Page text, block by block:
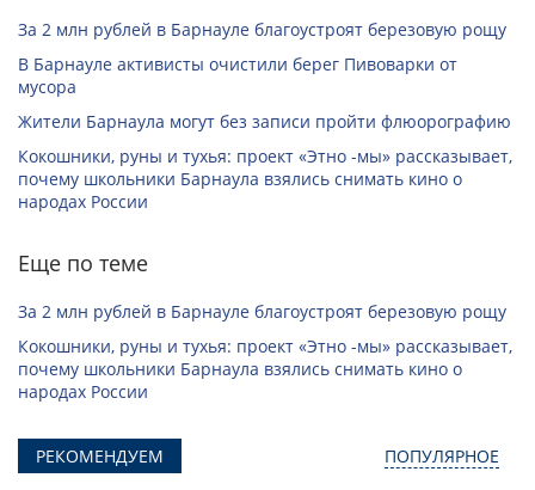
За 2 млн рублей в Барнауле благоустроят березовую рощу
В Барнауле активисты очистили берег Пивоварки от
мусора
Жители Барнаула могут без записи пройти флюорографию
Кокошники, руны и тухья: проект «Этно -мы» рассказывает,
почему школьники Барнаула взялись снимать кино о
народах России
Еще по теме
За 2 млн рублей в Барнауле благоустроят березовую рощу
Кокошники, руны и тухья: проект «Этно -мы» рассказывает,
почему школьники Барнаула взялись снимать кино о
народах России
РЕКОМЕНДУЕМ ПОПУЛЯРНОЕ